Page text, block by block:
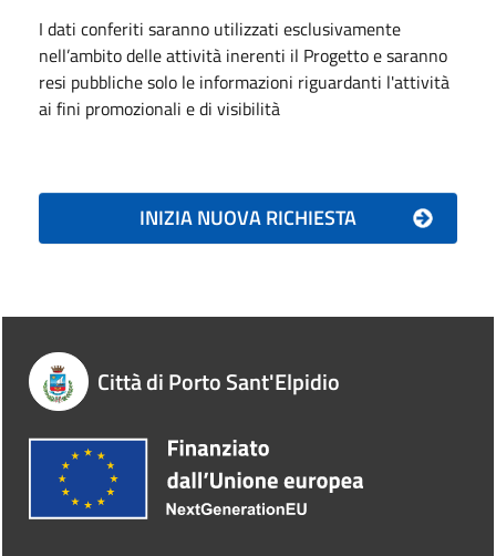
I dati conferiti saranno utilizzati esclusivamente
nell’ambito delle attività inerenti il Progetto e saranno
resi pubbliche solo le informazioni riguardanti l'attività
ai fini promozionali e di visibilità
Città di Porto Sant'Elpidio